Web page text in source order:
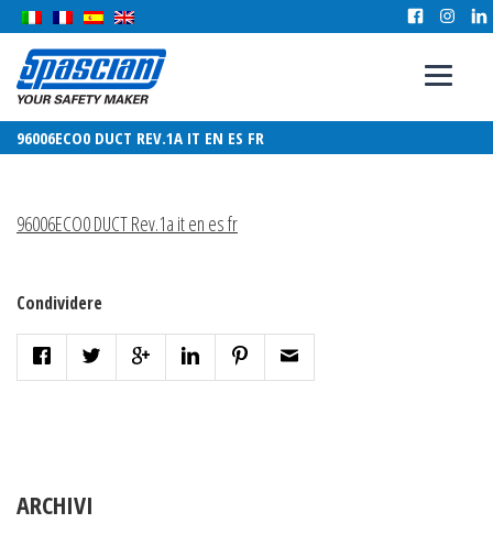
96006ECO0 DUCT REV.1A IT EN ES FR
96006ECO0 DUCT Rev.1a it en es fr
Condividere
ARCHIVI